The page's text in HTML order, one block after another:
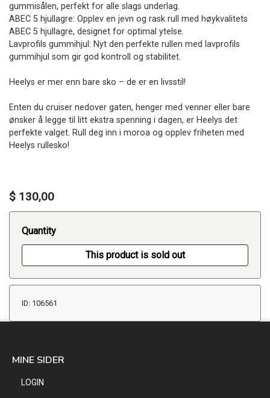
gummisålen, perfekt for alle slags underlag.
ABEC 5 hjullagre: Opplev en jevn og rask rull med høykvalitets
ABEC 5 hjullagre, designet for optimal ytelse.
Lavprofils gummihjul: Nyt den perfekte rullen med lavprofils
gummihjul som gir god kontroll og stabilitet.
Heelys er mer enn bare sko – de er en livsstil!
Enten du cruiser nedover gaten, henger med venner eller bare
ønsker å legge til litt ekstra spenning i dagen, er Heelys det
perfekte valget. Rull deg inn i moroa og opplev friheten med
Heelys rullesko!
$ 130,00
Quantity
This product is sold out
ID: 106561
MINE SIDER
LOGIN